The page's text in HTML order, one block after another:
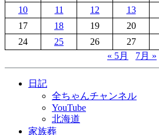
10
11 12 13
17
18 19 20
24
25 26 27
« 5月
7月 »
日記
全ちゃんチャンネル
YouTube
北海道
家族葬